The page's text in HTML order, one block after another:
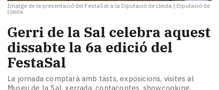
Imatge de la presentació del FestaSal a la Diputació de Lleida | Diputació de
Lleida
Gerri de la Sal celebra aquest
dissabte la 6a edició del
FestaSal
La jornada comptarà amb tasts, exposicions, visites al
Museu de la Sal, xerrada, contacontes, showcooking,